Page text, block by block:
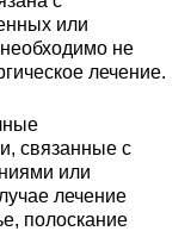
или
не
лечение.
связанные с
или
лечение
полоскание